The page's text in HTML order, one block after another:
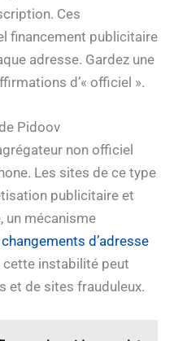
Ces
financement publicitaire
adresse. Gardez une
d’« officiel ».
Pidoov
non officiel
Les sites de ce type
publicitaire et
un mécanisme
d’adresse
cette instabilité peut
et de sites frauduleux.